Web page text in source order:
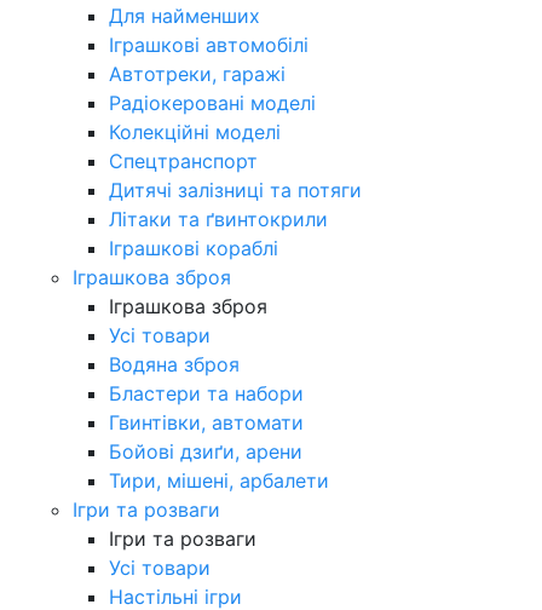
Для найменших
Іграшкові автомобілі
Автотреки, гаражі
Радіокеровані моделі
Колекційні моделі
Спецтранспорт
Дитячі залізниці та потяги
Літаки та ґвинтокрили
Іграшкові кораблі
Іграшкова зброя
Іграшкова зброя
Усі товари
Водяна зброя
Бластери та набори
Гвинтівки, автомати
Бойові дзиґи, арени
Тири, мішені, арбалети
Ігри та розваги
Ігри та розваги
Усі товари
Настільні ігри